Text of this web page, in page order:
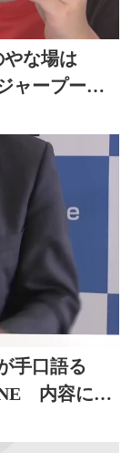
な場は
ャープール
手口語る
内容に不